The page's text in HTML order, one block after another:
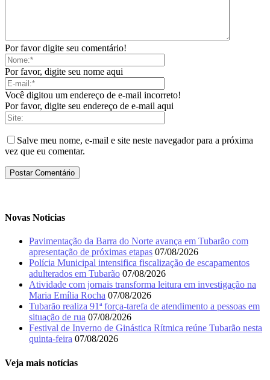
Por favor digite seu comentário!
Por favor, digite seu nome aqui
Você digitou um endereço de e-mail incorreto!
Por favor, digite seu endereço de e-mail aqui
Salve meu nome, e-mail e site neste navegador para a próxima
vez que eu comentar.
Novas Noticias
Pavimentação da Barra do Norte avança em Tubarão com
apresentação de próximas etapas 07/08/2026
Polícia Municipal intensifica fiscalização de escapamentos
adulterados em Tubarão 07/08/2026
Atividade com jornais transforma leitura em investigação na
Maria Emília Rocha 07/08/2026
Tubarão realiza 91ª força-tarefa de atendimento a pessoas em
situação de rua 07/08/2026
Festival de Inverno de Ginástica Rítmica reúne Tubarão nesta
quinta-feira 07/08/2026
Veja mais notícias